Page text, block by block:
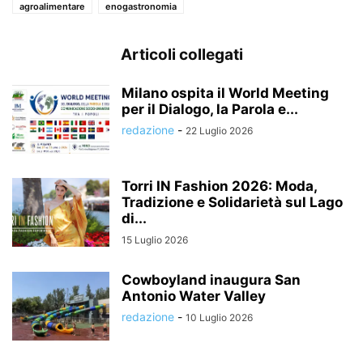
agroalimentare
enogastronomia
Articoli collegati
Milano ospita il World Meeting
per il Dialogo, la Parola e...
redazione - 22 Luglio 2026
Torri IN Fashion 2026: Moda,
Tradizione e Solidarietà sul Lago
di...
15 Luglio 2026
Cowboyland inaugura San
Antonio Water Valley
redazione - 10 Luglio 2026